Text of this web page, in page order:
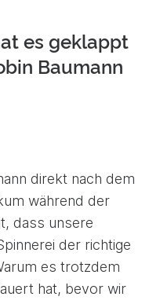
es geklappt
Baumann
direkt nach dem
während der
dass unsere
der richtige
es trotzdem
hat, bevor wir